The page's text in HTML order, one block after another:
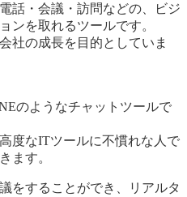
話・会議・訪問などの、ビジ
ンを取れるツールです。
社の成長を目的としていま
のようなチャットツールで
度なITツールに不慣れな人で
ます。
をすることができ、リアルタ